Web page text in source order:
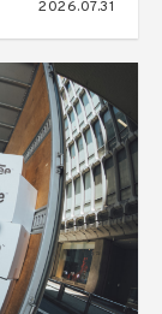
2026.07.31